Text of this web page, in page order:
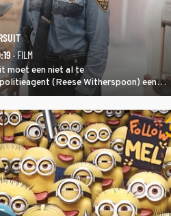
· FILM
moet een niet al te
(Reese Witherspoon) een
gangsterliefje (Sofía Vergara)
corrupte agenten en moordlustige